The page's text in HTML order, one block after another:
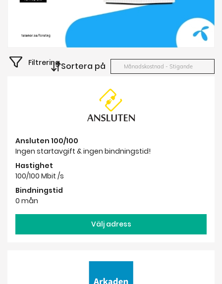
FiltreringSortera på Månadskostnad - Stigande
Ansluten 100/100
Ingen startavgift & ingen bindningstid!
Hastighet
100/100 Mbit /s
Bindningstid
0 mån
Välj adress